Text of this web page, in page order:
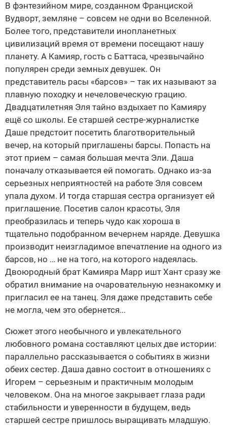
В фэнтезийном мире, созданном Франциской
Вудворт, земляне – совсем не одни во Вселенной.
Более того, представители инопланетных
цивилизаций время от времени посещают нашу
планету. А Камияр, гость с Баттаса, чрезвычайно
популярен среди земных девушек. Он
представитель расы «барсов» – так их называют за
плавную походку и нечеловеческую грацию.
Двадцатилетняя Эля тайно вздыхает по Камияру
ещё со школы. Ее старшей сестре-журналистке
Даше предстоит посетить благотворительный
вечер, на который приглашены барсы. Попасть на
этот прием – самая большая мечта Эли. Даша
поначалу отказывается ей помогать. Однако из-за
серьезных неприятностей на работе Эля совсем
упала духом. И тогда старшая сестра организует ей
приглашение. Посетив салон красоты, Эля
преобразилась и теперь чудо как хороша в
тщательно подобранном вечернем наряде. Девушка
производит неизгладимое впечатление на одного из
барсов, но … не на того, на которого надеялась.
Двоюродный брат Камияра Марр ишт Хант сразу же
обратил внимание на очаровательную незнакомку и
пригласил ее на танец. Эля даже представить себе
не могла, чем это обернется...
Сюжет этого необычного и увлекательного
любовного романа составляют целых две истории:
параллельно рассказывается о событиях в жизни
обеих сестер. Даша давно состоит в отношениях с
Игорем – серьезным и практичным молодым
человеком. Она на многое закрывает глаза ради
стабильности и уверенности в будущем, ведь
старшей сестре пришлось выращивать младшую.